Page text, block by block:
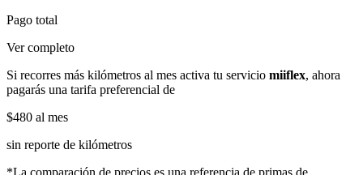
Pago total
Ver completo
Si recorres más kilómetros al mes activa tu servicio miiflex, ahora
pagarás una tarifa preferencial de
$480 al mes
sin reporte de kilómetros
*La comparación de precios es una referencia de primas de